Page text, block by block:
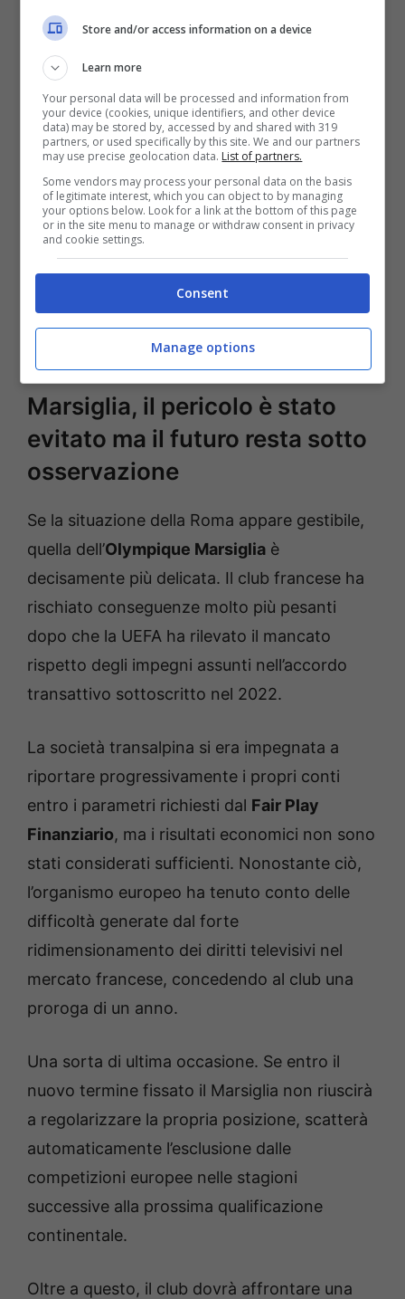
competitività e tornare stabilmente ai vertici
del calcio italiano ed europeo. Ora la sfida
sarà continuare questo percorso
mantenendo un equilibrio economico sempre
più richiesto dalle normative UEFA.
Nel frattempo arrivano notizie positive per
altre società comeMilan,Inter ,Paris Saint-
Germain,Monaco,Besiktas,Royal Antwerp
, che hanno rispettato gli
dal regime di monitoraggio finanziario.
Marsiglia, il pericolo è stato
evitato ma il futuro resta sotto
osservazione
Se la situazione della Roma appare gestibile,
quella dell’Olympique Marsiglia è
decisamente più delicata. Il club francese ha
rischiato conseguenze molto più pesanti
dopo che la UEFA ha rilevato il mancato
rispetto degli impegni assunti nell’accordo
transattivo sottoscritto nel 2022.
La società transalpina si era impegnata a
riportare progressivamente i propri conti
entro i parametri richiesti dal Fair Play
Finanziario, ma i risultati economici non sono
stati considerati sufficienti. Nonostante ciò,
l’organismo europeo ha tenuto conto delle
difficoltà generate dal forte
ridimensionamento dei diritti televisivi nel
mercato francese, concedendo al club una
proroga di un anno.
Una sorta di ultima occasione. Se entro il
nuovo termine fissato il Marsiglia non riuscirà
a regolarizzare la propria posizione, scatterà
automaticamente l’esclusione dalle
competizioni europee nelle stagioni
successive alla prossima qualificazione
continentale.
Oltre a questo, il club dovrà affrontare una
Store and/or access information on a device
Learn more
Your personal data will be processed and information from
your device (cookies, unique identifiers, and other device
data) may be stored by, accessed by and shared with 319
partners, or used specifically by this site. We and our partners
may use precise geolocation data. List of partners.
Some vendors may process your personal data on the basis
of legitimate interest, which you can object to by managing
your options below. Look for a link at the bottom of this page
or in the site menu to manage or withdraw consent in privacy
and cookie settings.
Consent
Manage options